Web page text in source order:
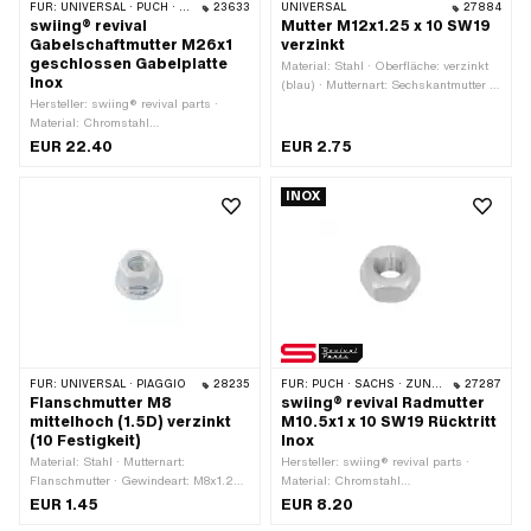
FÜR: UNIVERSAL · PUCH · SACHS · PONY / CILO (BETA 521 & 512) · ZÜNDAPP BELMONDO · TOMOS 23633
swiing® revival
Gabelschaftmutter M26x1
geschlossen Gabelplatte
Inox
Hersteller: swiing® revival parts ·
Material: Chromstahl
(umgangssprachlich bekannt als
Nenndurchmesser (Gewinde): 26 mm
EUR 22.40
UNIVERSAL 27884
Mutter M12x1.25 x 10 SW19
verzinkt
Material: Stahl · Oberfläche: verzinkt
(blau) · Mutternart: Sechskantmutter ·
Nenndurchmesser (Gewinde): 12 mm ·
EUR 2.75
FÜR: UNIVERSAL · PIAGGIO 28235
Flanschmutter M8
mittelhoch (1.5D) verzinkt
(10 Festigkeit)
Material: Stahl · Mutternart:
Flanschmutter · Gewindeart: M8x1.25
(Standardgewinde) ·
EUR 1.45
INOX
FÜR: PUCH · SACHS · ZÜNDAPP BELMONDO · CILO 27287
swiing® revival Radmutter
M10.5x1 x 10 SW19 Rücktritt
Inox
Hersteller: swiing® revival parts ·
Material: Chromstahl
(umgangssprachlich bekannt als
EUR 8.20